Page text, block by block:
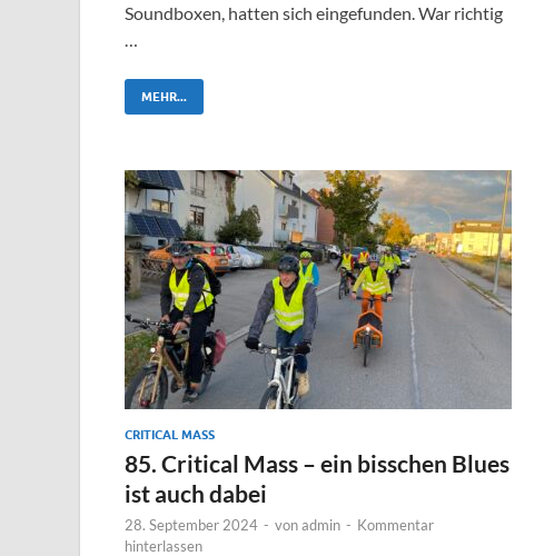
Soundboxen, hatten sich eingefunden. War richtig
…
MEHR...
CRITICAL MASS
85. Critical Mass – ein bisschen Blues
ist auch dabei
28. September 2024 - vonadmin - Kommentar
hinterlassen